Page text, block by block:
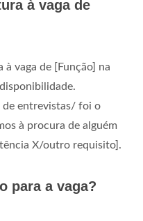
à vaga de
à vaga de [Função] na
de entrevistas/ foi o
à procura de alguém
X/outro requisito].
para a vaga?